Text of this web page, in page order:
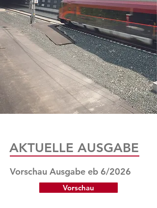
AKTUELLE AUSGABE
Vorschau Ausgabe eb 6/2026
Vorschau